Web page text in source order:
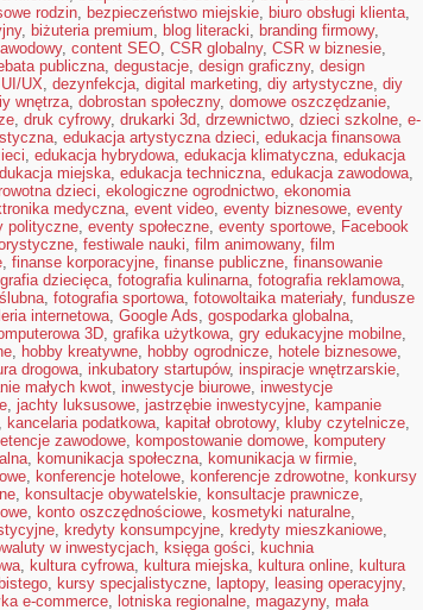
rodzin, bezpieczeństwo miejskie, biuro obsługi klienta,
, biżuteria premium, blog literacki, branding firmowy,
, content SEO, CSR globalny, CSR w biznesie,
publiczna, degustacje, design graficzny, design
UX, dezynfekcja, digital marketing, diy artystyczne, diy
wnętrza, dobrostan społeczny, domowe oszczędzanie,
, druk cyfrowy, drukarki 3d, drzewnictwo, dzieci szkolne, e-
, edukacja artystyczna dzieci, edukacja finansowa
, edukacja hybrydowa, edukacja klimatyczna, edukacja
miejska, edukacja techniczna, edukacja zawodowa,
dzieci, ekologiczne ogrodnictwo, ekonomia
medyczna, event video, eventy biznesowe, eventy
polityczne, eventy społeczne, eventy sportowe, Facebook
, festiwale nauki, film animowany, film
, finanse korporacyjne, finanse publiczne, finansowanie
dziecięca, fotografia kulinarna, fotografia reklamowa,
, fotografia sportowa, fotowoltaika materiały, fundusze
internetowa, Google Ads, gospodarka globalna,
3D, grafika użytkowa, gry edukacyjne mobilne,
, hobby kreatywne, hobby ogrodnicze, hotele biznesowe,
drogowa, inkubatory startupów, inspiracje wnętrzarskie,
małych kwot, inwestycje biurowe, inwestycje
, jachty luksusowe, jastrzębie inwestycyjne, kampanie
, kancelaria podatkowa, kapitał obrotowy, kluby czytelnicze,
zawodowe, kompostowanie domowe, komputery
, komunikacja społeczna, komunikacja w firmie,
, konferencje hotelowe, konferencje zdrowotne, konkursy
, konsultacje obywatelskie, konsultacje prawnicze,
, konto oszczędnościowe, kosmetyki naturalne,
, kredyty konsumpcyjne, kredyty mieszkaniowe,
w inwestycjach, księga gości, kuchnia
, kultura cyfrowa, kultura miejska, kultura online, kultura
, kursy specjalistyczne, laptopy, leasing operacyjny,
e-commerce, lotniska regionalne, magazyny, mała